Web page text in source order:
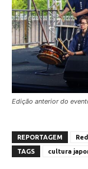
Edição anterior do
REPORTAGEM
TAGS
cultura